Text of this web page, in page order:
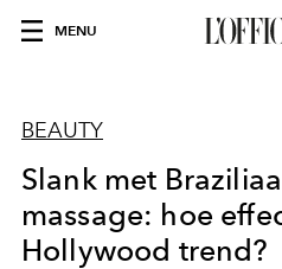
MENU
BEAUTY
Slank met
massage: hoe
Hollywood trend?